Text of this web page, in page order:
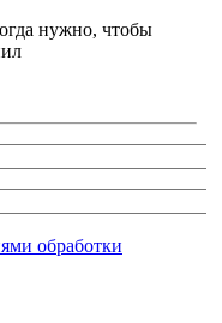
нужно, чтобы
обработки